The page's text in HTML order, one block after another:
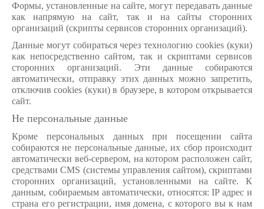
Формы, установленные на сайте, могут передавать данные
как напрямую на сайт, так и на сайты сторонних
организаций (скрипты сервисов сторонних организаций).
Данные могут собираться через технологию cookies (куки)
как непосредственно сайтом, так и скриптами сервисов
сторонних организаций. Эти данные собираются
автоматически, отправку этих данных можно запретить,
отключив cookies (куки) в браузере, в котором открывается
сайт.
Не персональные данные
Кроме персональных данных при посещении сайта
собираются не персональные данные, их сбор происходит
автоматически веб-сервером, на котором расположен сайт,
средствами CMS (системы управления сайтом), скриптами
сторонних организаций, установленными на сайте. К
данным, собираемым автоматически, относятся: IP адрес и
страна его регистрации, имя домена, с которого вы к нам